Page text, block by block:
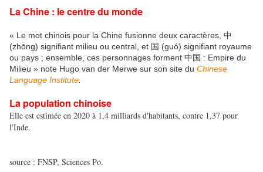
La Chine : le centre du monde
« Le mot chinois pour la Chine fusionne deux caractères, 中
(zhōng) signifiant milieu ou central, et 国 (guó) signifiant royaume
ou pays ; ensemble, ces personnages forment 中国 : Empire du
Milieu » note Hugo van der Merwe sur son site du Chinese
Language Institute
La population chinoise
Elle est estimée en 2020 à 1,4 milliards d'habitants, contre 1,37 pour
l'Inde.
source : FNSP, Sciences Po.